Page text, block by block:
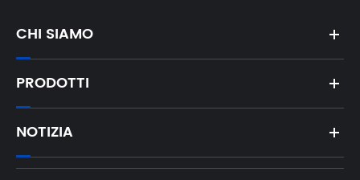
CHI SIAMO
PRODOTTI
NOTIZIA